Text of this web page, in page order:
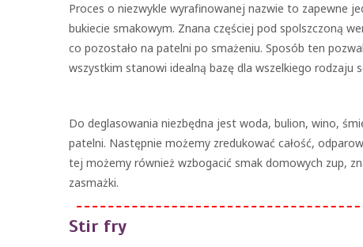
Proces o niezwykle wyrafinowanej nazwie to zapewne
bukiecie smakowym. Znana częściej pod spolszczoną
co pozostało na patelni po smażeniu. Sposób ten
wszystkim stanowi idealną bazę dla wszelkiego rodzaju
Do deglasowania niezbędna jest woda, bulion, wino,
patelni. Następnie możemy zredukować całość,
tej możemy również wzbogacić smak domowych zup,
zasmażki.
Stir fry